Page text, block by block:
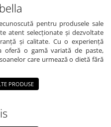
pentru produsele sale
atent selecționate și dezvoltate
și calitate. Cu o experiență
oferă o gamă variată de paste,
care urmează o dietă fără
PRODUSE